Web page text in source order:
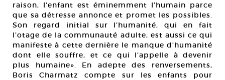
raison, l’enfant est éminemment l’humain parce
que sa détresse annonce et promet les possibles.
Son regard initial sur l’humanité, qui en fait
l’otage de la communauté adulte, est aussi ce qui
manifeste à cette dernière le manque d’humanité
dont elle souffre, et ce qui l’appelle à devenir
plus humaine». En adepte des renversements,
Boris Charmatz compte sur les enfants pour